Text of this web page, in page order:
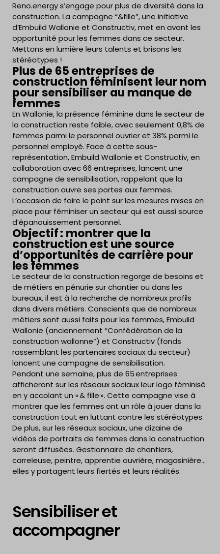
Reno.energy s’engage pour plus de diversité dans la
construction. La campagne “&fille”, une initiative
d’Embuild Wallonie et Constructiv, met en avant les
opportunité pour les femmes dans ce secteur.
Mettons en lumière leurs talents et brisons les
stéréotypes !
Plus de 65 entreprises de
construction féminisent leur nom
pour sensibiliser au manque de
femmes
En Wallonie, la présence féminine dans le secteur de
la construction reste faible, avec seulement 0,8% de
femmes parmi le personnel ouvrier et 38% parmi le
personnel employé. Face à cette sous-
représentation, Embuild Wallonie et Constructiv, en
collaboration avec 66 entreprises, lancent une
campagne de sensibilisation, rappelant que la
construction ouvre ses portes aux femmes.
L’occasion de faire le point sur les mesures mises en
place pour féminiser un secteur qui est aussi source
d’épanouissement personnel.
Objectif : montrer que la
construction est une source
d’opportunités de carrière pour
les femmes
Le secteur de la construction regorge de besoins et
de métiers en pénurie sur chantier ou dans les
bureaux, il est à la recherche de nombreux profils
dans divers métiers. Conscients que de nombreux
métiers sont aussi faits pour les femmes, Embuild
Wallonie (anciennement “Confédération de la
construction wallonne”) et Constructiv (fonds
rassemblant les partenaires sociaux du secteur)
lancent une campagne de sensibilisation.
Pendant une semaine, plus de 65 entreprises
afficheront sur les réseaux sociaux leur logo féminisé
en y accolant un « & fille ». Cette campagne vise à
montrer que les femmes ont un rôle à jouer dans la
construction tout en luttant contre les stéréotypes.
De plus, sur les réseaux sociaux, une dizaine de
vidéos de portraits de femmes dans la construction
seront diffusées. Gestionnaire de chantiers,
carreleuse, peintre, apprentie ouvrière, magasinière…
elles y partagent leurs fiertés et leurs réalités.
Sensibiliser et
accompagner